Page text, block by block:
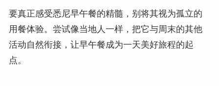
要真正感受悉尼早午餐的精髓，别将其视为孤立的
用餐体验。尝试像当地人一样，把它与周末的其他
活动自然衔接，让早午餐成为一天美好旅程的起
点。